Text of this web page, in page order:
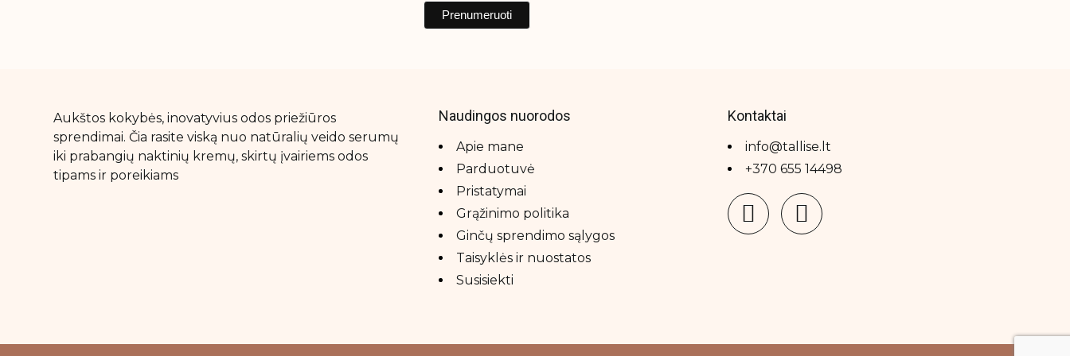
Aukštos kokybės, inovatyvius odos priežiūros
sprendimai. Čia rasite viską nuo natūralių veido serumų
iki prabangių naktinių kremų, skirtų įvairiems odos
tipams ir poreikiams
Naudingos nuorodos
Apie mane
Parduotuvė
Pristatymai
Grąžinimo politika
Ginčų sprendimo sąlygos
Taisyklės ir nuostatos
Susisiekti
Kontaktai
info@tallise.lt
+370 655 14498